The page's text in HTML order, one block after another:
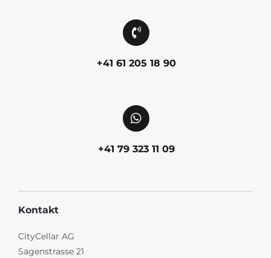
+41 61 205 18 90
+41 79 323 11 09
Kontakt
CityCellar AG
Sagenstrasse 21